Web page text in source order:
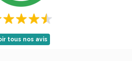
tous nos avis